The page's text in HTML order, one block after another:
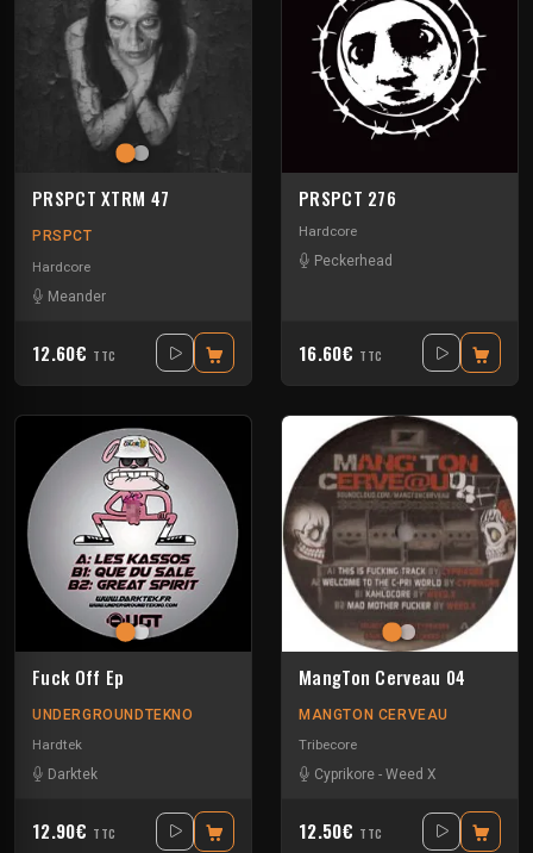
PRSPCT XTRM 47
PRSPCT
Hardcore
Meander
12.60€ TTC
PRSPCT 276
Hardcore
Peckerhead
16.60€ TTC
Fuck Off Ep
UNDERGROUNDTEKNO
Hardtek
Darktek
12.90€ TTC
MangTon Cerveau 04
MANGTON CERVEAU
Tribecore
Cyprikore - Weed X
12.50€ TTC